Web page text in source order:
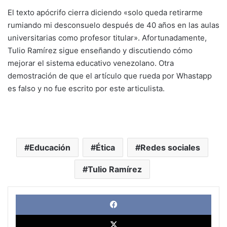
El texto apócrifo cierra diciendo «solo queda retirarme
rumiando mi desconsuelo después de 40 años en las aulas
universitarias como profesor titular». Afortunadamente,
Tulio Ramírez sigue enseñando y discutiendo cómo
mejorar el sistema educativo venezolano. Otra
demostración de que el artículo que rueda por Whastapp
es falso y no fue escrito por este articulista.
Educación Ética Redes sociales
Tulio Ramírez
X